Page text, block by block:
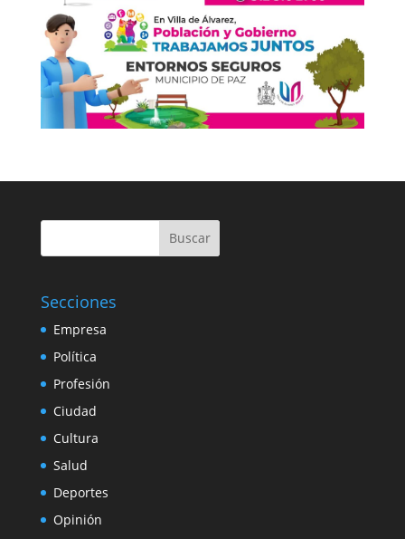
Buscar
Secciones
Empresa
Política
Profesión
Ciudad
Cultura
Salud
Deportes
Opinión